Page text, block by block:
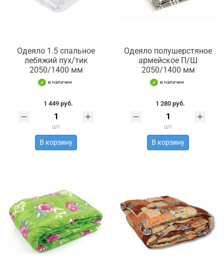
Одеяло 1.5 спальное
лебяжий пух/тик
2050/1400 мм
в наличии
1 449 руб.
шт
В корзину
Одеяло полушерстяное
армейское П/Ш
2050/1400 мм
в наличии
1 280 руб.
шт
В корзину